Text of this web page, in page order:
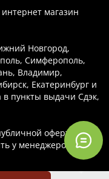
магазин
Новгород,
Симферополь,
Владимир,
Екатеринбург и
в пункты выдачи Сдэк,
офертой.
у менеджеров.